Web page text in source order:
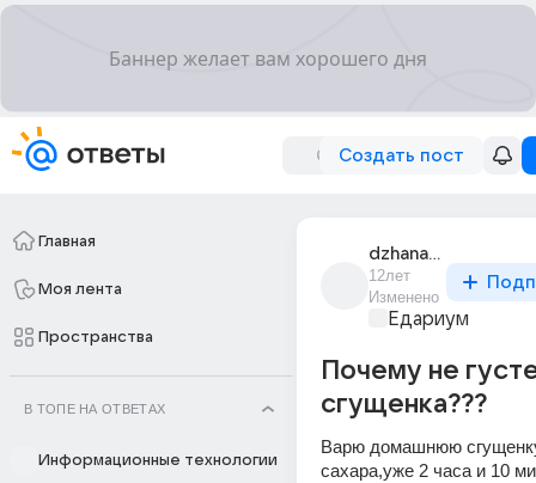
Создать пост
Главная
Моя лента
Пространства
В ТОПЕ НА ОТВЕТАХ
Информационные технологии
dzhana_232
12лет
Изменено
Едариум
Почему не
сгущенка???
Варю домашнюю
сахара,уже 2 часа и 10